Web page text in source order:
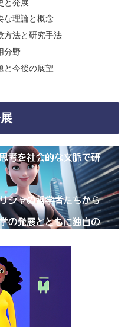
と発展
な理論と概念
方法と研究手法
分野
と今後の展望